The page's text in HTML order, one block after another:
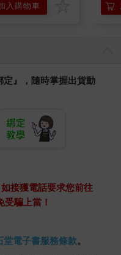
入購物車
』，隨時掌握出貨動
接獲電話要求您前往
騙上當！
堂電子書服務條款。